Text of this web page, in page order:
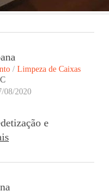
/ Limpeza de Caixas
08/2020
e